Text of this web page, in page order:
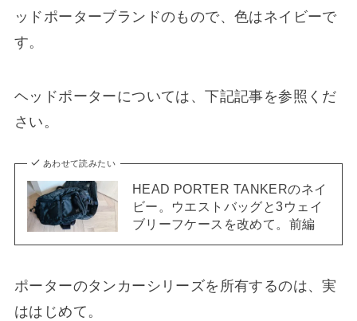
ッドポーターブランドのもので、色はネイビーで
す。
ヘッドポーターについては、下記記事を参照くだ
さい。
あわせて読みたい
HEAD PORTER TANKERのネイ
ビー。ウエストバッグと3ウェイ
ブリーフケースを改めて。前編
ポーターのタンカーシリーズを所有するのは、実
ははじめて。